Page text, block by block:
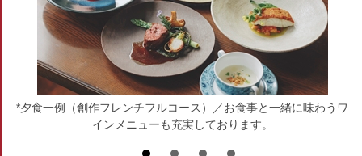
*夕食一例（創作フレンチフルコース）／お食事と一緒に味わうワ
インメニューも充実しております。